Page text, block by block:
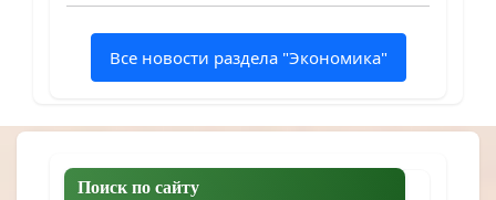
Все новости раздела "Экономика"
Поиск по сайту